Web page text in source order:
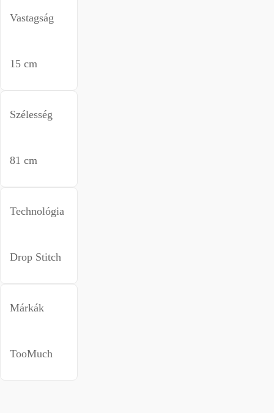
Vastagság
15 cm
Szélesség
81 cm
Technológia
Drop Stitch
Márkák
TooMuch